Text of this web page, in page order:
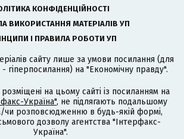
КОНФІДЕНЦІЙНОСТІ
ВИКОРИСТАННЯ МАТЕРІАЛІВ УП
І ПРАВИЛА РОБОТИ УП
сайту лише за умови посилання (для
гіперпосилання) на "Економічну правду".
розміщені на цьому сайті із посиланням на
Україна", не підлягають подальшому
чи розповсюдженню в будь-якій формі,
дозволу агентства "Інтерфакс-
Україна".